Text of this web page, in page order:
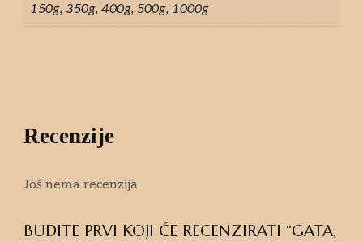
150g, 350g, 400g, 500g, 1000g
Recenzije
Još nema recenzija.
BUDITE PRVI KOJI ĆE RECENZIRATI “GATA,